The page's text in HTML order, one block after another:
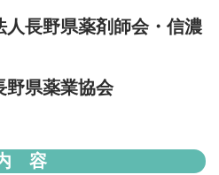
長野県薬剤師会・信濃
県薬業協会
容